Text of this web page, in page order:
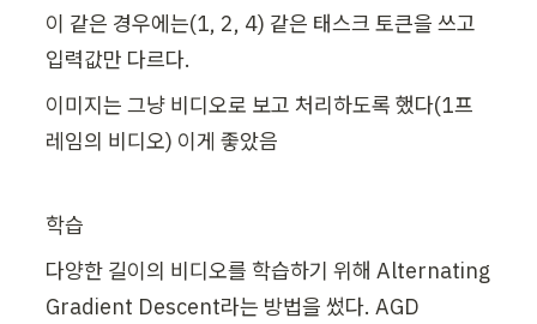
이 같은 경우에는(1, 2, 4) 같은 태스크 토큰을 쓰고
입력값만 다르다.
이미지는 그냥 비디오로 보고 처리하도록 했다(1프
레임의 비디오) 이게 좋았음
학습
다양한 길이의 비디오를 학습하기 위해 Alternating
Gradient Descent라는 방법을 썼다. AGD